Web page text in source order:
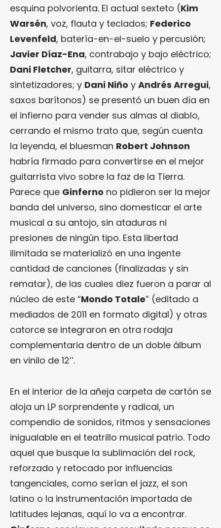
esquina polvorienta. El actual sexteto (Kim
Warsén, voz, flauta y teclados; Federico
Levenfeld, batería-en-el-suelo y percusión;
Javier Díaz-Ena, contrabajo y bajo eléctrico;
Dani Fletcher, guitarra, sitar eléctrico y
sintetizadores; y Dani Niño y Andrés Arregui,
saxos barítonos) se presentó un buen día en
el infierno para vender sus almas al diablo,
cerrando el mismo trato que, según cuenta
la leyenda, el bluesman Robert Johnson
habría firmado para convertirse en el mejor
guitarrista vivo sobre la faz de la Tierra.
Parece que Ginferno no pidieron ser la mejor
banda del universo, sino domesticar el arte
musical a su antojo, sin ataduras ni
presiones de ningún tipo. Esta libertad
ilimitada se materializó en una ingente
cantidad de canciones (finalizadas y sin
rematar), de las cuales diez fueron a parar al
núcleo de este “Mondo Totale” (editado a
mediados de 2011 en formato digital) y otras
catorce se integraron en otra rodaja
complementaria dentro de un doble álbum
en vinilo de 12’’.
En el interior de la añeja carpeta de cartón se
aloja un LP sorprendente y radical, un
compendio de sonidos, ritmos y sensaciones
inigualable en el teatrillo musical patrio. Todo
aquel que busque la sublimación del rock,
reforzado y retocado por influencias
tangenciales, como serían el jazz, el son
latino o la instrumentación importada de
latitudes lejanas, aquí lo va a encontrar.